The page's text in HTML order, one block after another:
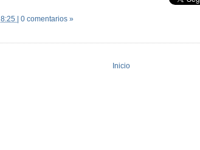
8:25 | 0 comentarios »
Inicio